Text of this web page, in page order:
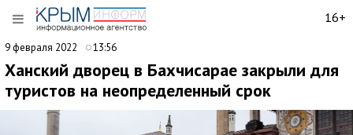
16+
9 февраля 2022 13:56
Ханский дворец в Бахчисарае закрыли для
туристов на неопределенный срок